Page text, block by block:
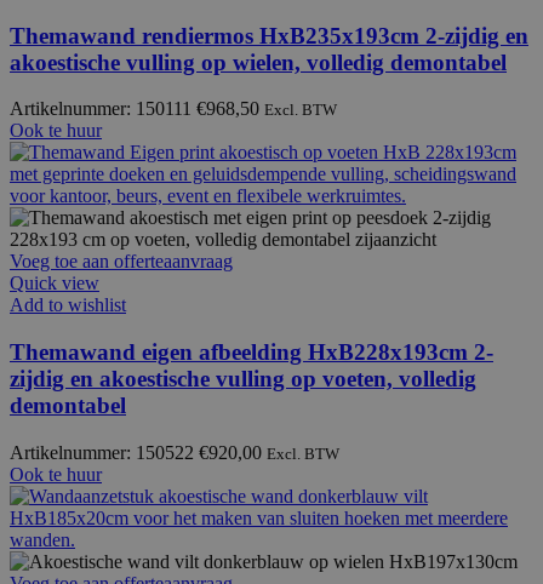
Themawand rendiermos HxB235x193cm 2-zijdig en
akoestische vulling op wielen, volledig demontabel
Artikelnummer: 150111 €968,50 Excl. BTW
Ook te huur
Voeg toe aan offerteaanvraag
Quick view
Add to wishlist
Themawand eigen afbeelding HxB228x193cm 2-
zijdig en akoestische vulling op voeten, volledig
demontabel
Artikelnummer: 150522 €920,00 Excl. BTW
Ook te huur